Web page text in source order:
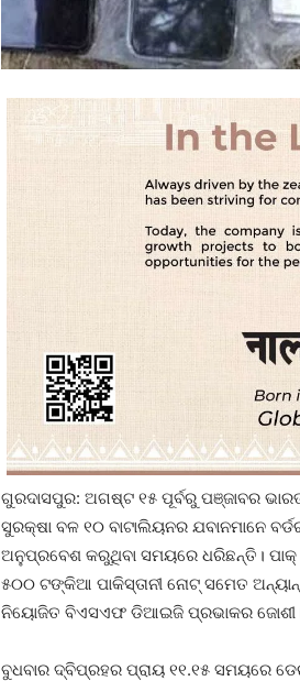
ଗୁରଦାସପୁର: ଅଗଷ୍ଟ ୧୫ ପୂର୍ବରୁ ପଞ୍ଜାବର
ସୁରକ୍ଷା ବଳ ୧୦ ବାଟାଲିୟନର ଯବାନମାନେ
ଅନୁପ୍ରବେଶ କରୁଥିବା ସମୟରେ ଧରିଛନ୍ତି।
୫୦୦ ଟଙ୍କିଆ ପାକିସ୍ତାନୀ ନୋଟ୍‌ ସମେତ
ନିୟୋଜିତ ବିଏସଏଫ ଡିଆଇଜି ପ୍ରଭାକର
ବୁଧବାର ଦ୍ବିପ୍ରହର ପ୍ରାୟ ୧୧.୧୫ ସମୟରେ